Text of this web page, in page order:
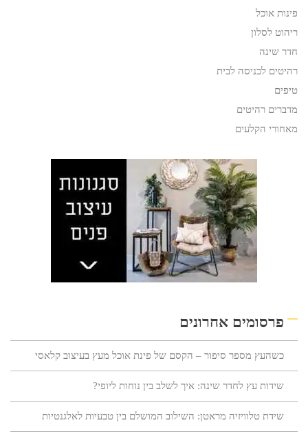
פינות אוכל
ריהוט לסלון
חדר שינה
רהיטים לכניסה לבית
טיפים
מדברים רהיטים
מאחורי הקלעים
פרסומים אחרונים
כשהעץ מספר סיפור – הקסם של פינת אוכל מעץ בעיצוב קלאסי
שידות עץ לחדר שינה: איך לשלב בין נוחות ליופי?
שידת טלוויזיה מראטן: השילוב המושלם בין טבעיות לאלגנטיות